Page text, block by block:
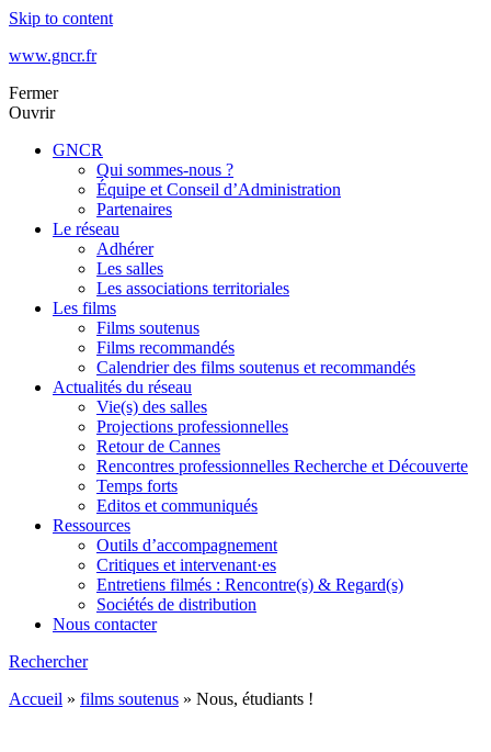
Skip to content
www.gncr.fr
Fermer
Ouvrir
GNCR
Qui sommes-nous ?
Équipe et Conseil d’Administration
Partenaires
Le réseau
Adhérer
Les salles
Les associations territoriales
Les films
Films soutenus
Films recommandés
Calendrier des films soutenus et recommandés
Actualités du réseau
Vie(s) des salles
Projections professionnelles
Retour de Cannes
Rencontres professionnelles Recherche et Découverte
Temps forts
Editos et communiqués
Ressources
Outils d’accompagnement
Critiques et intervenant·es
Entretiens filmés : Rencontre(s) & Regard(s)
Sociétés de distribution
Nous contacter
Rechercher
Accueil » films soutenus » Nous, étudiants !